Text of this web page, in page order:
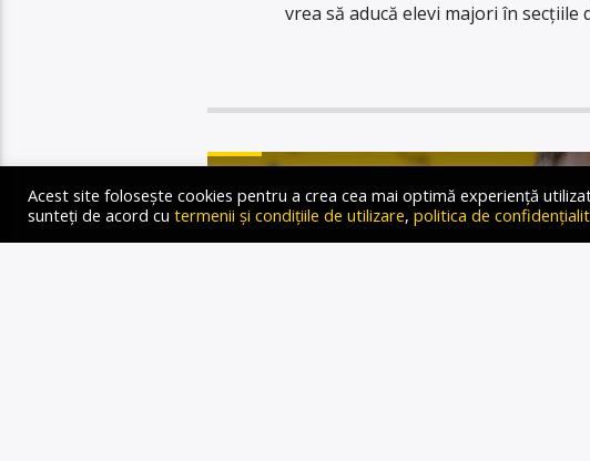
vrea să aducă elevi majori în secțiile
Acest site folosește cookies pentru a crea cea mai optimă experiență
sunteți de acord cu termenii și condițiile de utilizare, politica de